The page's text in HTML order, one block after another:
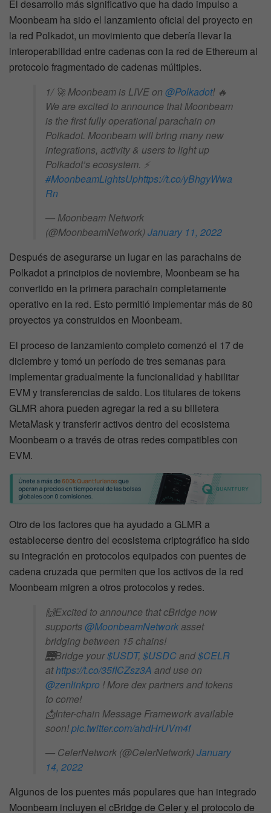
El desarrollo más significativo que ha dado impulso a
Moonbeam ha sido el lanzamiento oficial del proyecto en
la red Polkadot, un movimiento que debería llevar la
interoperabilidad entre cadenas con la red de Ethereum al
protocolo fragmentado de cadenas múltiples.
1/ 🚀​ Moonbeam is LIVE on @Polkadot! 🔥
We are excited to announce that Moonbeam
is the first fully operational parachain on
Polkadot. Moonbeam will bring many new
integrations, activity & users to light up
Polkadot’s ecosystem. ⚡
#MoonbeamLightsUphttps://t.co/yBhgyWwa
Rn
— Moonbeam Network
(@MoonbeamNetwork) January 11, 2022
Después de asegurarse un lugar en las parachains de
Polkadot a principios de noviembre, Moonbeam se ha
convertido en la primera parachain completamente
operativo en la red. Esto permitió implementar más de 80
proyectos ya construidos en Moonbeam.
El proceso de lanzamiento completo comenzó el 17 de
diciembre y tomó un período de tres semanas para
implementar gradualmente la funcionalidad y habilitar
EVM y transferencias de saldo. Los titulares de tokens
GLMR ahora pueden agregar la red a su billetera
MetaMask y transferir activos dentro del ecosistema
Moonbeam o a través de otras redes compatibles con
EVM.
Otro de los factores que ha ayudado a GLMR a
establecerse dentro del ecosistema criptográfico ha sido
su integración en protocolos equipados con puentes de
cadena cruzada que permiten que los activos de la red
Moonbeam migren a otros protocolos y redes.
🙌Excited to announce that cBridge now
supports @MoonbeamNetworkasset
bridging between 15 chains!
🌉Bridge your$USDT, $USDCand$CELR
athttps://t.co/35fICZsz3A and use on
@zenlinkpro ! More dex partners and tokens
to come!
📩Inter-chain Message Framework available
soon!pic.twitter.com/ahdHrUVm4f
— CelerNetwork (@CelerNetwork) January
14, 2022
Algunos de los puentes más populares que han integrado
Moonbeam incluyen el cBridge de Celer y el protocolo de